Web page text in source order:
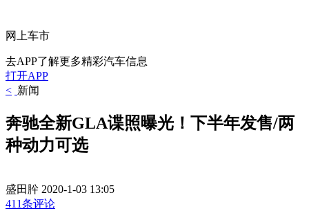
网上车市
去APP了解更多精彩汽车信息
打开APP
< 新闻
奔驰全新GLA谍照曝光！下半年发售/两
种动力可选
盛田肸 2020-1-03 13:05
411条评论